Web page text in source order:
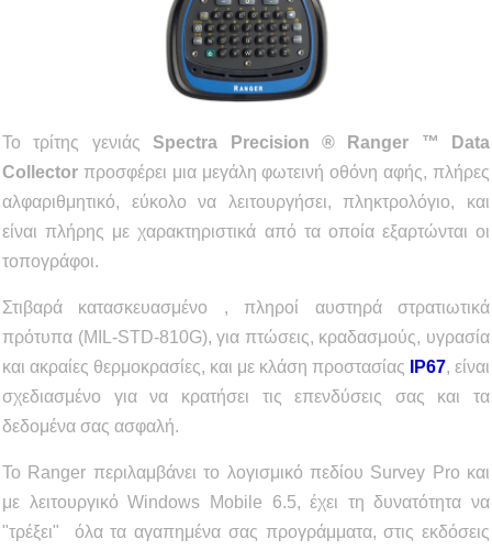
Το τρίτης γενιάςSpectra Precision ® Ranger ™ Data
Collector προσφέρει μια μεγάλη φωτεινή οθόνη αφής, πλήρες
αλφαριθμητικό, εύκολο να λειτουργήσει, πληκτρολόγιο, και
είναι πλήρης με χαρακτηριστικά από τα οποία εξαρτώνται οι
τοπογράφοι.
Στιβαρά κατασκευασμένο , πληροί αυστηρά στρατιωτικά
πρότυπα (MIL-STD-810G), για πτώσεις, κραδασμούς, υγρασία
και ακραίες θερμοκρασίες, και με κλάση προστασίας
IP67, είναι
σχεδιασμένο για να κρατήσει τις επενδύσεις σας και τα
δεδομένα σας ασφαλή.
Το Ranger περιλαμβάνει το λογισμικό πεδίου Survey Pro και
με λειτουργικό Windows Mobile 6.5, έχει τη δυνατότητα να
"τρέξει" όλα τα αγαπημένα σας προγράμματα, στις εκδόσεις